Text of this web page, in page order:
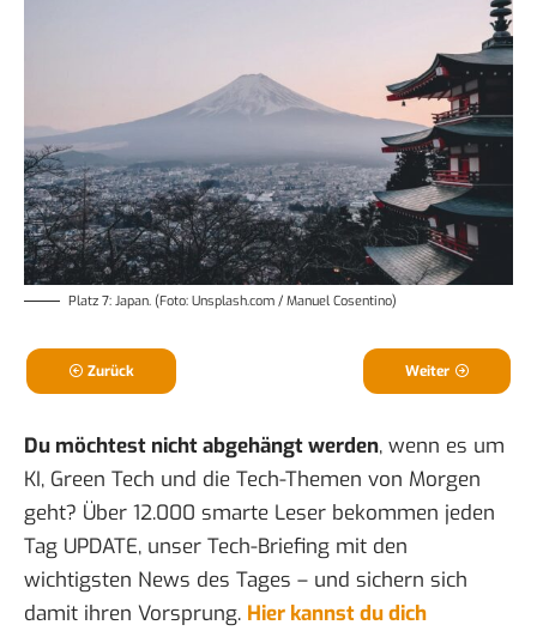
Platz 7: Japan. (Foto: Unsplash.com / Manuel Cosentino)
Zurück Weiter
Du möchtest nicht abgehängt werden, wenn es um
KI, Green Tech und die Tech-Themen von Morgen
geht? Über 12.000 smarte Leser bekommen jeden
Tag UPDATE, unser Tech-Briefing mit den
wichtigsten News des Tages – und sichern sich
damit ihren Vorsprung. Hier kannst du dich